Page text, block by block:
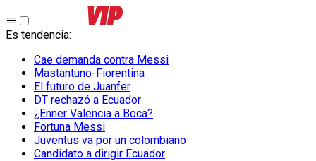
Es tendencia:
Cae demanda contra Messi
Mastantuno-Fiorentina
El futuro de Juanfer
DT rechazó a Ecuador
¿Enner Valencia a Boca?
Fortuna Messi
Juventus va por un colombiano
Candidato a dirigir Ecuador